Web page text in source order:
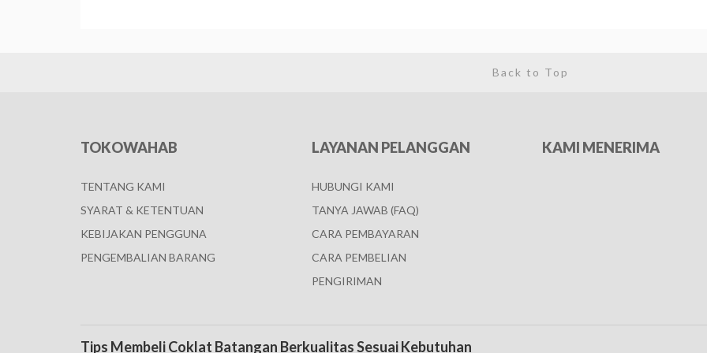
Back to Top
TOKOWAHAB
TENTANG KAMI
SYARAT & KETENTUAN
KEBIJAKAN PENGGUNA
PENGEMBALIAN BARANG
LAYANAN PELANGGAN
HUBUNGI KAMI
TANYA JAWAB (FAQ)
CARA PEMBAYARAN
CARA PEMBELIAN
PENGIRIMAN
KAMI MENERIMA
Tips Membeli Coklat Batangan Berkualitas Sesuai Kebutuhan